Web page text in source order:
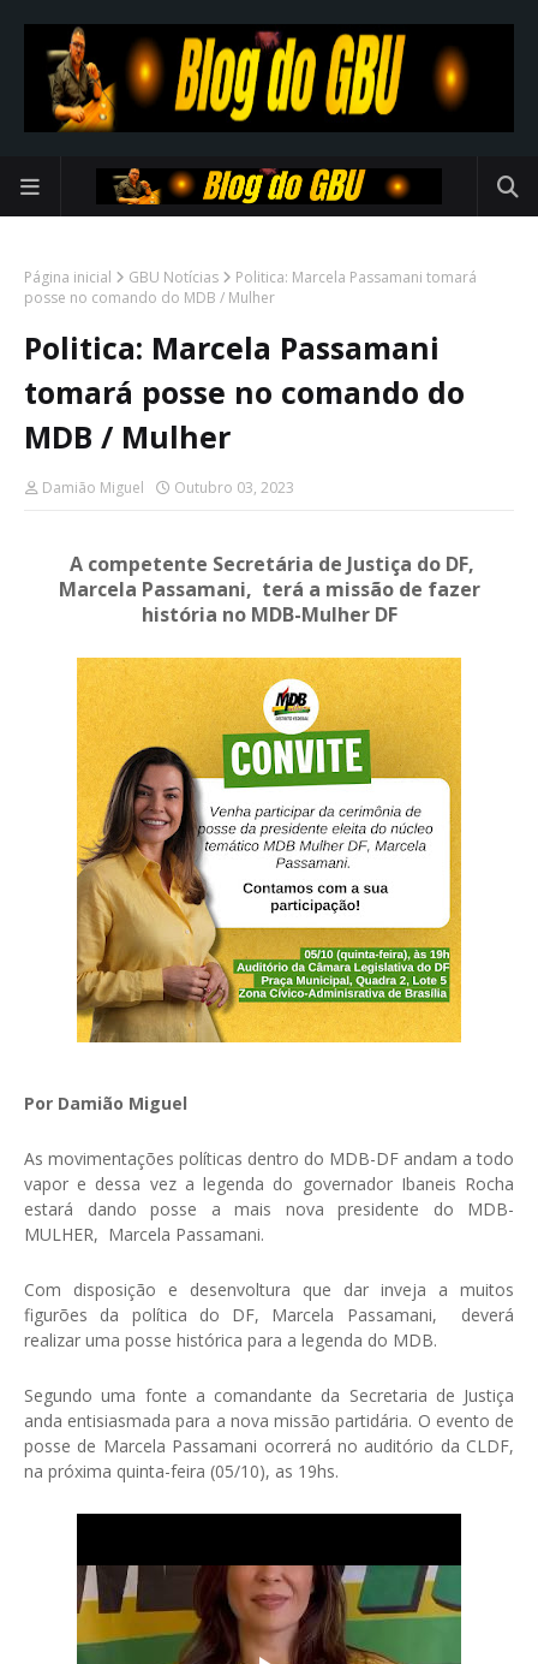
Página inicial GBU Notícias
Politica: Marcela Passamani tomará
posse no comando do MDB / Mulher
Politica: Marcela Passamani
tomará posse no comando do
MDB / Mulher
Damião Miguel Outubro 03, 2023
A competente Secretária de Justiça do DF,
Marcela Passamani, terá a missão de fazer
história no MDB-Mulher DF
Por Damião Miguel
As movimentações políticas dentro do MDB-DF andam a todo
vapor e dessa vez a legenda do governador Ibaneis Rocha
estará dando posse a mais nova presidente do MDB-
MULHER, Marcela Passamani.
Com disposição e desenvoltura que dar inveja a muitos
figurões da política do DF, Marcela Passamani, deverá
realizar uma posse histórica para a legenda do MDB.
Segundo uma fonte a comandante da Secretaria de Justiça
anda entisiasmada para a nova missão partidária. O evento de
posse de Marcela Passamani ocorrerá no auditório da CLDF,
na próxima quinta-feira (05/10), as 19hs.